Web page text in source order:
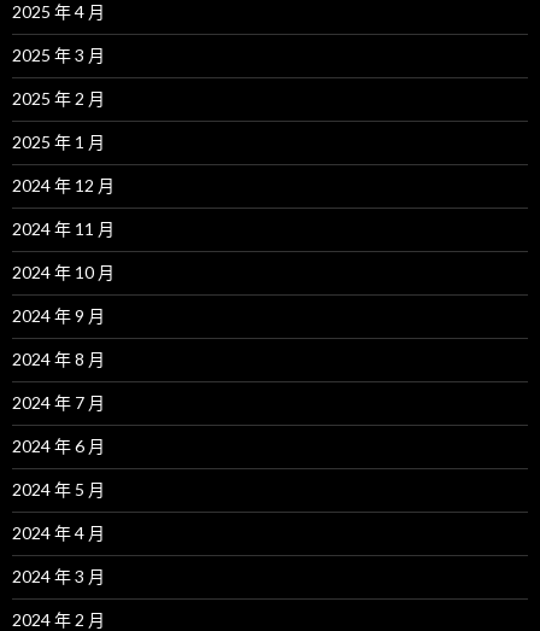
2025 年 4 月
2025 年 3 月
2025 年 2 月
2025 年 1 月
2024 年 12 月
2024 年 11 月
2024 年 10 月
2024 年 9 月
2024 年 8 月
2024 年 7 月
2024 年 6 月
2024 年 5 月
2024 年 4 月
2024 年 3 月
2024 年 2 月